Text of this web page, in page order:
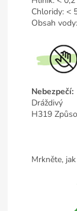
Chloridy: <
Obsah
Nebezpečí:
Dráždivý
H319
Mrkněte,